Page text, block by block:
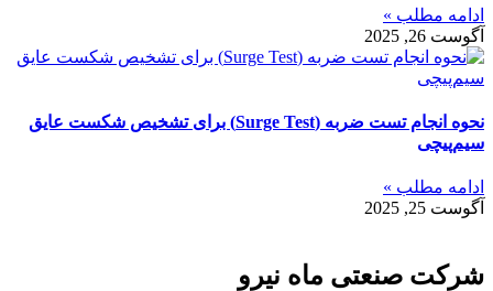
ادامه مطلب »
آگوست 26, 2025
نحوه انجام تست ضربه (Surge Test) برای تشخیص شکست عایق
سیم‌پیچی
ادامه مطلب »
آگوست 25, 2025
شرکت صنعتی ماه نیرو